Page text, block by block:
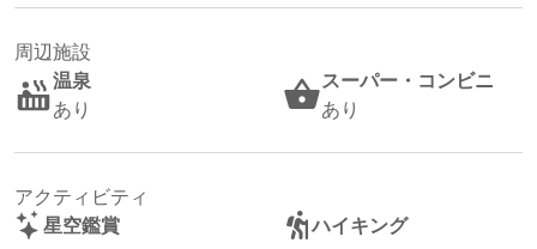
周辺施設
温泉
あり
スーパー・コンビニ
あり
アクティビティ
星空鑑賞
ハイキング